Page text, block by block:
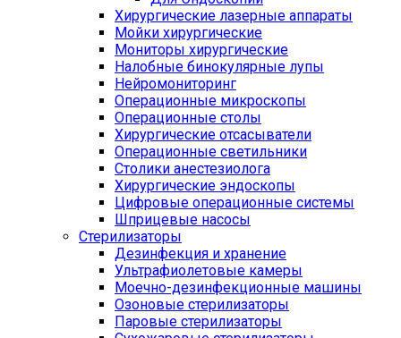
Хирургические лазерные аппараты
Мойки хирургические
Мониторы хирургические
Налобные бинокулярные лупы
Нейромониторинг
Операционные микроскопы
Операционные столы
Хирургические отсасыватели
Операционные светильники
Столики анестезиолога
Хирургические эндоскопы
Цифровые операционные системы
Шприцевые насосы
Стерилизаторы
Дезинфекция и хранение
Ультрафиолетовые камеры
Моечно-дезинфекционные машины
Озоновые стерилизаторы
Паровые стерилизаторы